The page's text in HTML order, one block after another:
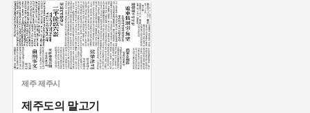
제주제주시
제주도의 말고기